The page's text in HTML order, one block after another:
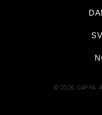
© 2026 GAFFA.